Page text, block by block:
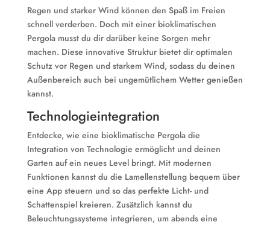
Regen und starker Wind können den Spaß im Freien
schnell verderben. Doch mit einer bioklimatischen
Pergola musst du dir darüber keine Sorgen mehr
machen. Diese innovative Struktur bietet dir optimalen
Schutz vor Regen und starkem Wind, sodass du deinen
Außenbereich auch bei ungemütlichem Wetter genießen
kannst.
Technologieintegration
Entdecke, wie eine bioklimatische Pergola die
Integration von Technologie ermöglicht und deinen
Garten auf ein neues Level bringt. Mit modernen
Funktionen kannst du die Lamellenstellung bequem über
eine App steuern und so das perfekte Licht- und
Schattenspiel kreieren. Zusätzlich kannst du
Beleuchtungssysteme integrieren, um abends eine